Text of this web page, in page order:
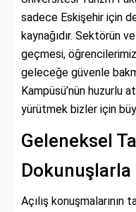
sadece Eskişehir için
kaynağıdır. Sektörün
geçmesi,
geleceğe güvenle
Kampüsü’nün huzurlu
yürütmek bizler için
Geleneksel
Dokunuşlarla
Açılış